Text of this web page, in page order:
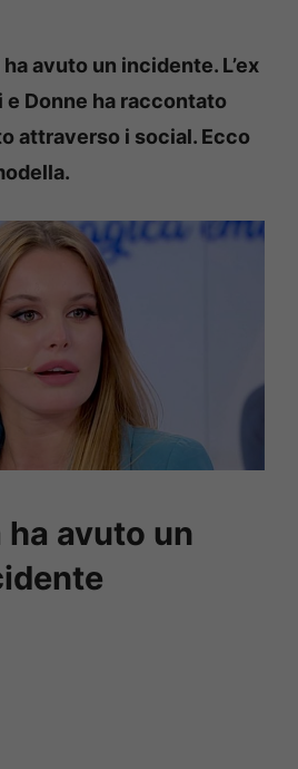
avuto un incidente. L’ex
Donne ha raccontato
attraverso i social. Ecco
avuto un